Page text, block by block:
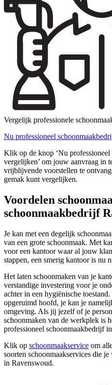
Vergelijk professionele
Nu professioneel
Klik op de knop ‘Nu
vergelijken’ om jouw aanvraag in
vrijblijvende voorstellen te
gemak kunt vergelijken.
Voordelen
schoonmaakbedrijf
Je kan met een degelijk
van een grote schoonmaak. Met
voor een kantoor waar al jouw
stappen, een smerig kantoor is nu
Het laten schoonmaken van je
verstandige investering voor je
achter in een hygiënische
opgeruimd hoofd, je kan je
omgeving. Als jij jezelf of je
schoonmaken van de werkplek is
professioneel schoonmaakbedrijf
Klik op schoonmaakservice om
soorten schoonmaakservices die
in Ravenswoud.